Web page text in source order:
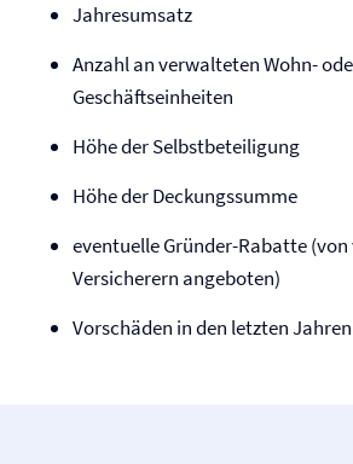
Jahresumsatz
Anzahl an verwalteten Wohn-
Geschäftseinheiten
Höhe der Selbst­beteiligung
Höhe der Deckungssumme
eventuelle Gründer-Rabatte (von
Versicherern angeboten)
Vorschäden in den letzten Jahren